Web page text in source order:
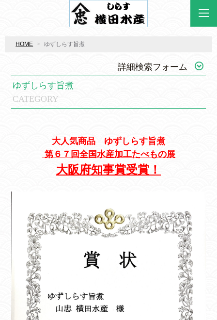
HOME ゆずしらす旨煮
詳細検索フォーム
CATEGORY
ゆずしらす旨煮
大人気商品 ゆずしらす旨煮
第６７回全国水産加工たべもの展
大阪府知事賞受賞！